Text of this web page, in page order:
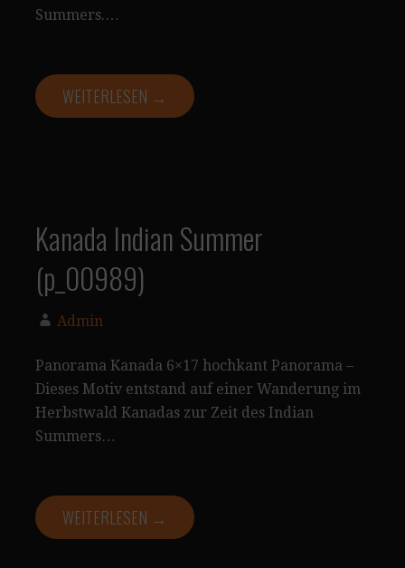
Summers.…
WEITERLESEN →
Kanada Indian Summer
(p_00989)
Admin
Panorama Kanada 6×17 hochkant Panorama –
Dieses Motiv entstand auf einer Wanderung im
Herbstwald Kanadas zur Zeit des Indian
Summers…
WEITERLESEN →